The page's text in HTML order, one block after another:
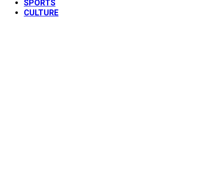
SPORTS
CULTURE